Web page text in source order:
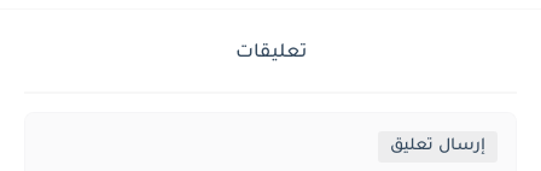
تعليقات
إرسال تعليق